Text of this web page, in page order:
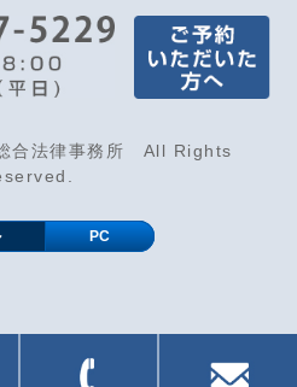
合法律事務所 All Rights
PC